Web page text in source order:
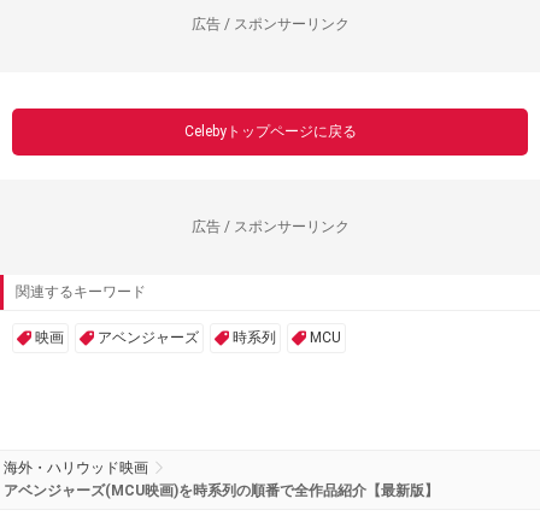
広告 / スポンサーリンク
Celebyトップページに戻る
広告 / スポンサーリンク
関連するキーワード
映画 アベンジャーズ 時系列 MCU
海外・ハリウッド映画
アベンジャーズ(MCU映画)を時系列の順番で全作品紹介【最新版】